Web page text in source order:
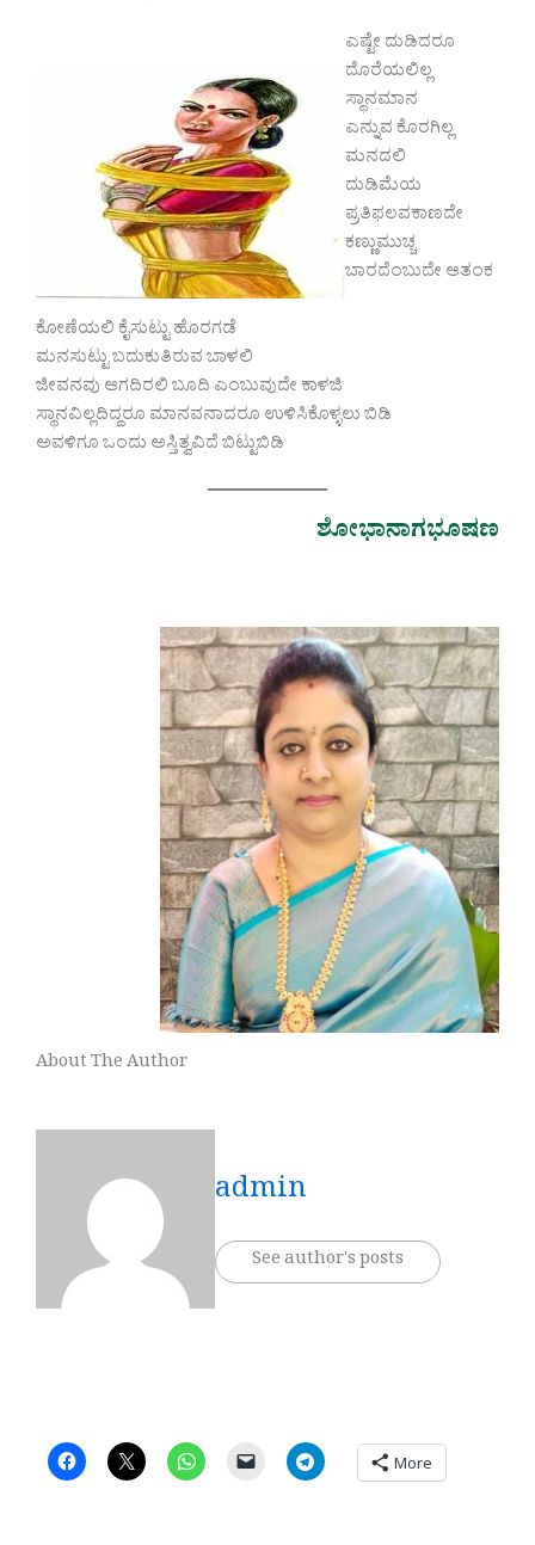
ಎಷ್ಟೇ ದುಡಿದರೂ
ದೊರೆಯಲಿಲ್ಲ
ಸ್ಥಾನಮಾನ
ಎನ್ನುವ ಕೊರಗಿಲ್ಲ
ಮನದಲಿ
ದುಡಿಮೆಯ
ಪ್ರತಿಫಲವಕಾಣದೇ
ಕಣ್ಣುಮುಚ್ಚ
ಬಾರದೆಂಬುದೇ ಆತಂಕ
ಕೋಣೆಯಲಿ ಕೈಸುಟ್ಟು ಹೊರಗಡೆ
ಮನಸುಟ್ಟು ಬದುಕುತಿರುವ ಬಾಳಲಿ
ಜೀವನವು ಆಗದಿರಲಿ ಬೂದಿ ಎಂಬುವುದೇ ಕಾಳಜಿ
ಸ್ಥಾನವಿಲ್ಲದಿದ್ದರೂ ಮಾನವನಾದರೂ ಉಳಿಸಿಕೊಳ್ಳಲು ಬಿಡಿ
ಅವಳಿಗೂ ಒಂದು ಅಸ್ತಿತ್ವವಿದೆ ಬಿಟ್ಟುಬಿಡಿ
ಶೋಭಾನಾಗಭೂಷಣ
About The Author
admin
See author's posts
More